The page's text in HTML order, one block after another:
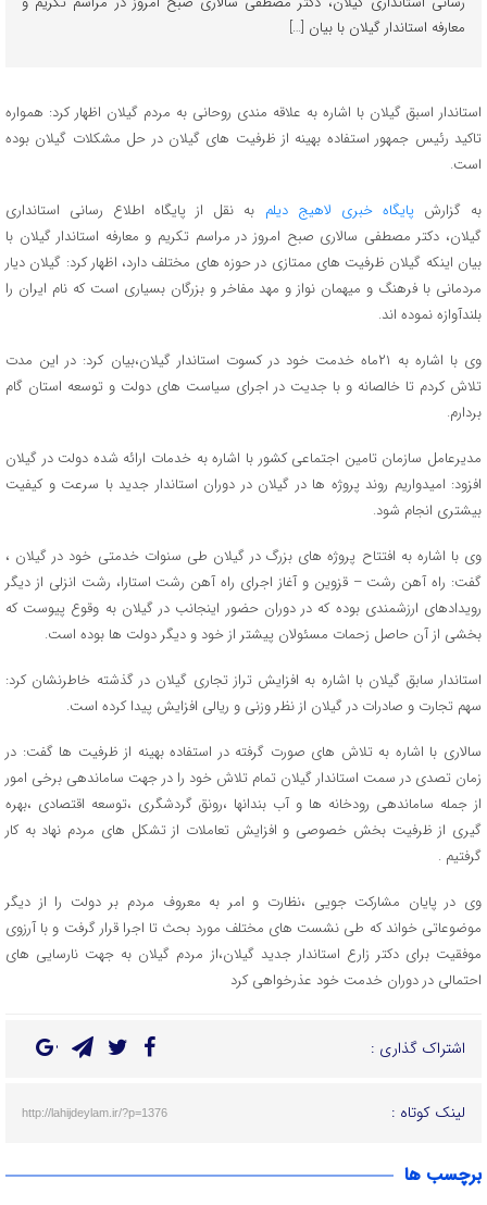
معارفه استاندار گیلان با بیان […]
استاندار اسبق گیلان با اشاره به علاقه مندی روحانی به مردم گیلان اظهار کرد: همواره
تاکید رئیس جمهور استفاده بهینه از ظرفیت های گیلان در حل مشکلات گیلان بوده
است.
به گزارشپایگاه خبری لاهیج دیلم به نقل از پایگاه اطلاع رسانی استانداری
گیلان، دکتر مصطفی سالاری صبح امروز در مراسم تکریم و معارفه استاندار گیلان با
بیان اینکه گیلان ظرفیت های ممتازی در حوزه های مختلف دارد، اظهار کرد: گیلان دیار
مردمانی با فرهنگ و میهمان نواز و مهد مفاخر و بزرگان بسیاری است که نام ایران را
بلندآوازه نموده اند.
وی با اشاره به ۲۱ماه خدمت خود در کسوت استاندار گیلان،بیان کرد: در این مدت
تلاش کردم تا خالصانه و با جدیت در اجرای سیاست های دولت و توسعه استان گام
بردارم.
مدیرعامل سازمان تامین اجتماعی کشور با اشاره به خدمات ارائه شده دولت در گیلان
افزود: امیدواریم روند پروژه ها در گیلان در دوران استاندار جدید با سرعت و کیفیت
بیشتری انجام شود.
وی با اشاره به افتتاح پروژه های بزرگ در گیلان طی سنوات خدمتی خود در گیلان ،
گفت: راه آهن رشت – قزوین و آغاز اجرای راه آهن رشت استارا، رشت انزلی از دیگر
رویدادهای ارزشمندی بوده که در دوران حضور اینجانب در گیلان به وقوع پیوست که
بخشی از آن حاصل زحمات مسئولان پیشتر از خود و دیگر دولت ها بوده است.
استاندار سابق گیلان با اشاره به افزایش تراز تجاری گیلان در گذشته خاطرنشان کرد:
سهم تجارت و صادرات در گیلان از نظر وزنی و ریالی افزایش پیدا کرده است.
سالاری با اشاره به تلاش های صورت گرفته در استفاده بهینه از ظرفیت ها گفت: در
زمان تصدی در سمت استاندار گیلان تمام تلاش خود را در جهت ساماندهی برخی امور
از جمله ساماندهی رودخانه ها و آب بندانها ،رونق گردشگری ،توسعه اقتصادی ،بهره
گیری از ظرفیت بخش خصوصی و افزایش تعاملات از تشکل های مردم نهاد به کار
گرفتیم .
وی در پایان مشارکت جویی ،نظارت و امر به معروف مردم بر دولت را از دیگر
موضوعاتی خواند که طی نشست های مختلف مورد بحث تا اجرا قرار گرفت و با آرزوی
موفقیت برای دکتر زارع استاندار جدید گیلان،از مردم گیلان به جهت نارسایی های
احتمالی در دوران خدمت خود عذرخواهی کرد
اشتراک گذاری :
لینک کوتاه : http://lahijdeylam.ir/?p=1376
برچسب ها